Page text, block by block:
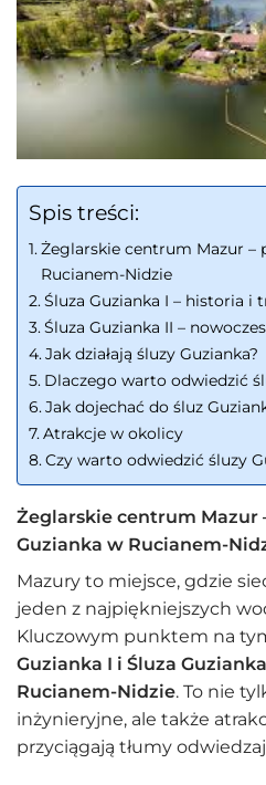
Spis treści:
Żeglarskie centrum Mazur –
Rucianem-Nidzie
Śluza Guzianka I – historia i
Śluza Guzianka II –
Jak działają śluzy Guzianka?
Dlaczego warto odwiedzić
Jak dojechać do śluz
Atrakcje w okolicy
Czy warto odwiedzić śluzy
Żeglarskie centrum Mazur
Guzianka w Rucianem-
Mazury to miejsce, gdzie
jeden z najpiękniejszych
Kluczowym punktem na
Guzianka I i Śluza
Rucianem-Nidzie. To nie
inżynieryjne, ale także
przyciągają tłumy